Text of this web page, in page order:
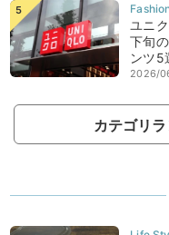
ユニ
下旬
ンツ5
2026/
カテゴリ